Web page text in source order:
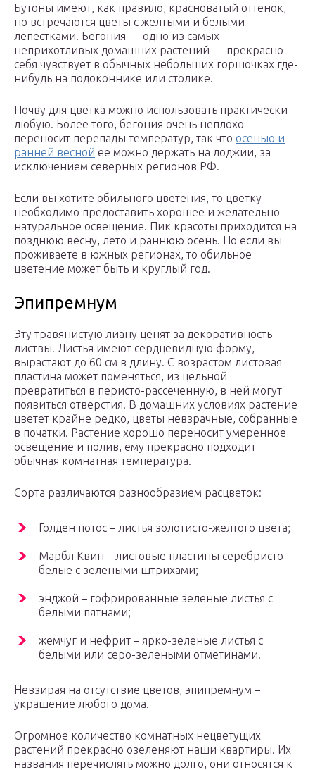
Бутоны имеют, как правило, красноватый оттенок,
но встречаются цветы с желтыми и белыми
лепестками. Бегония — одно из самых
неприхотливых домашних растений — прекрасно
себя чувствует в обычных небольших горшочках где-
нибудь на подоконнике или столике.
Почву для цветка можно использовать практически
любую. Более того, бегония очень неплохо
переносит перепады температур, так что осенью и
ранней весной ее можно держать на лоджии, за
исключением северных регионов РФ.
Если вы хотите обильного цветения, то цветку
необходимо предоставить хорошее и желательно
натуральное освещение. Пик красоты приходится на
позднюю весну, лето и раннюю осень. Но если вы
проживаете в южных регионах, то обильное
цветение может быть и круглый год.
Эпипремнум
Эту травянистую лиану ценят за декоративность
листвы. Листья имеют сердцевидную форму,
вырастают до 60 см в длину. С возрастом листовая
пластина может поменяться, из цельной
превратиться в перисто-рассеченную, в ней могут
появиться отверстия. В домашних условиях растение
цветет крайне редко, цветы невзрачные, собранные
в початки. Растение хорошо переносит умеренное
освещение и полив, ему прекрасно подходит
обычная комнатная температура.
Сорта различаются разнообразием расцветок:
Голден потос – листья золотисто-желтого цвета;
Марбл Квин – листовые пластины серебристо-
белые с зелеными штрихами;
энджой – гофрированные зеленые листья с
белыми пятнами;
жемчуг и нефрит – ярко-зеленые листья с
белыми или серо-зелеными отметинами.
Невзирая на отсутствие цветов, эпипремнум –
украшение любого дома.
Огромное количество комнатных нецветущих
растений прекрасно озеленяют наши квартиры. Их
названия перечислять можно долго, они относятся к